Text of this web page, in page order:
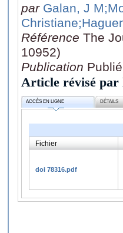
par Galan, J M
Christiane
Référence The
10952)
Publication
Article révisé par
ACCÈS EN LIGNE DÉTAILS
Fichier
doi 78316.pdf